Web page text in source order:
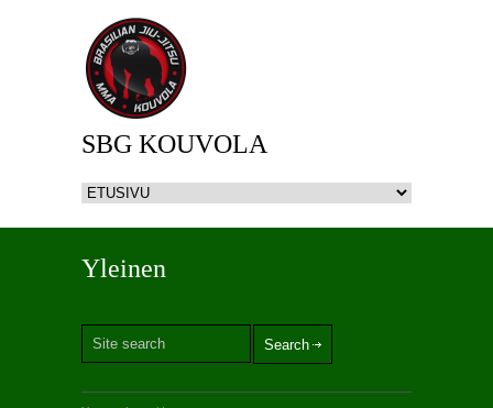
SBG KOUVOLA
Yleinen